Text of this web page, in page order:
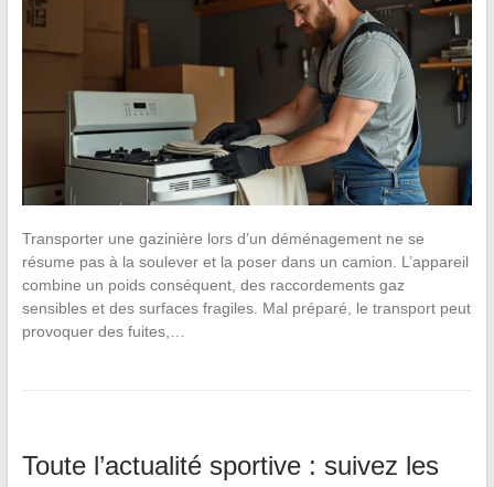
Transporter une gazinière lors d’un déménagement ne se
résume pas à la soulever et la poser dans un camion. L’appareil
combine un poids conséquent, des raccordements gaz
sensibles et des surfaces fragiles. Mal préparé, le transport peut
provoquer des fuites,…
Toute l’actualité sportive : suivez les